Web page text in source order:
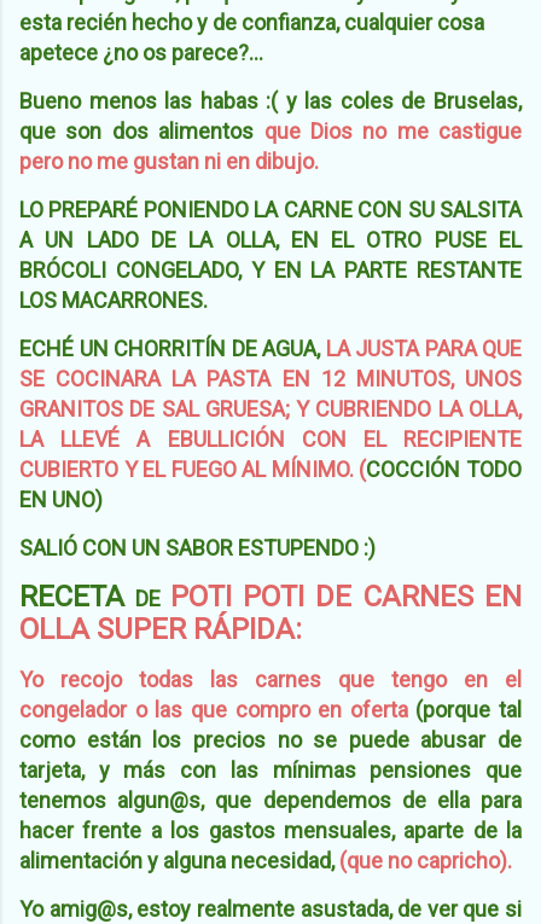
esta recién hecho y de confianza, cualquier cosa
apetece ¿no os parece?...
Bueno menos las habas :( y las coles de Bruselas,
que son dos alimentos que Dios no me castigue
pero no me gustan ni en dibujo.
LO PREPARÉ PONIENDO LA CARNE CON SU SALSITA
A UN LADO DE LA OLLA, EN EL OTRO PUSE EL
BRÓCOLI CONGELADO, Y EN LA PARTE RESTANTE
LOS MACARRONES.
ECHÉ UN CHORRITÍN DE AGUA, LA JUSTA PARA QUE
SE COCINARA LA PASTA EN 12 MINUTOS, UNOS
GRANITOS DE SAL GRUESA; Y CUBRIENDO LA OLLA,
LA LLEVÉ A EBULLICIÓN CON EL RECIPIENTE
CUBIERTO Y EL FUEGO AL MÍNIMO. (COCCIÓN TODO
EN UNO)
SALIÓ CON UN SABOR ESTUPENDO :)
RECETA DE
POTI POTI DE CARNES EN
OLLA SUPER RÁPIDA:
Yo recojo todas las carnes que tengo en el
congelador o las que compro en oferta (porque tal
como están los precios no se puede abusar de
tarjeta, y más con las mínimas pensiones que
tenemos algun@s, que dependemos de ella para
hacer frente a los gastos mensuales, aparte de la
alimentación y alguna necesidad,(que no capricho).
Yo amig@s, estoy realmente asustada, de ver que si